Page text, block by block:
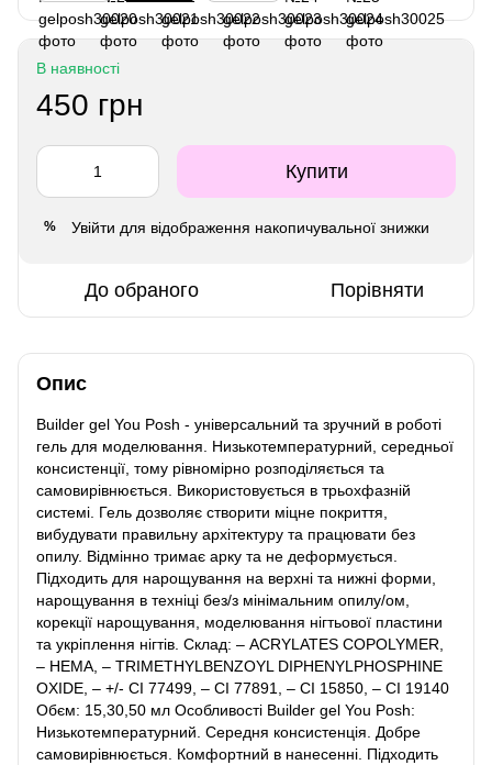
В наявності
450 грн
Купити
% Увійти для відображення накопичувальної знижки
До обраного Порівняти
Опис
Builder gel You Posh - універсальний та зручний в роботі
гель для моделювання. Низькотемпературний, середньої
консистенції, тому рівномірно розподіляється та
самовирівнюється. Використовується в трьохфазній
системі. Гель дозволяє створити міцне покриття,
вибудувати правильну архітектуру та працювати без
опилу. Відмінно тримає арку та не деформується.
Підходить для нарощування на верхні та нижні форми,
нарощування в техніці без/з мінімальним опилу/ом,
корекції нарощування, моделювання нігтьової пластини
та укріплення нігтів. Склад: – ACRYLATES COPOLYMER,
– HEMA, – TRIMETHYLBENZOYL DIPHENYLPHOSPHINE
OXIDE, – +/- CI 77499, – CI 77891, – CI 15850, – CI 19140
Обєм: 15,30,50 мл Особливості Builder gel You Posh:
Низькотемпературний. Середня консистенція. Добре
самовирівнюється. Комфортний в нанесенні. Підходить